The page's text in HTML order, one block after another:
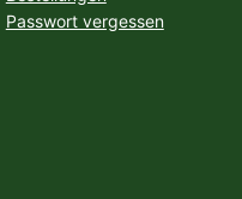
Passwort vergessen